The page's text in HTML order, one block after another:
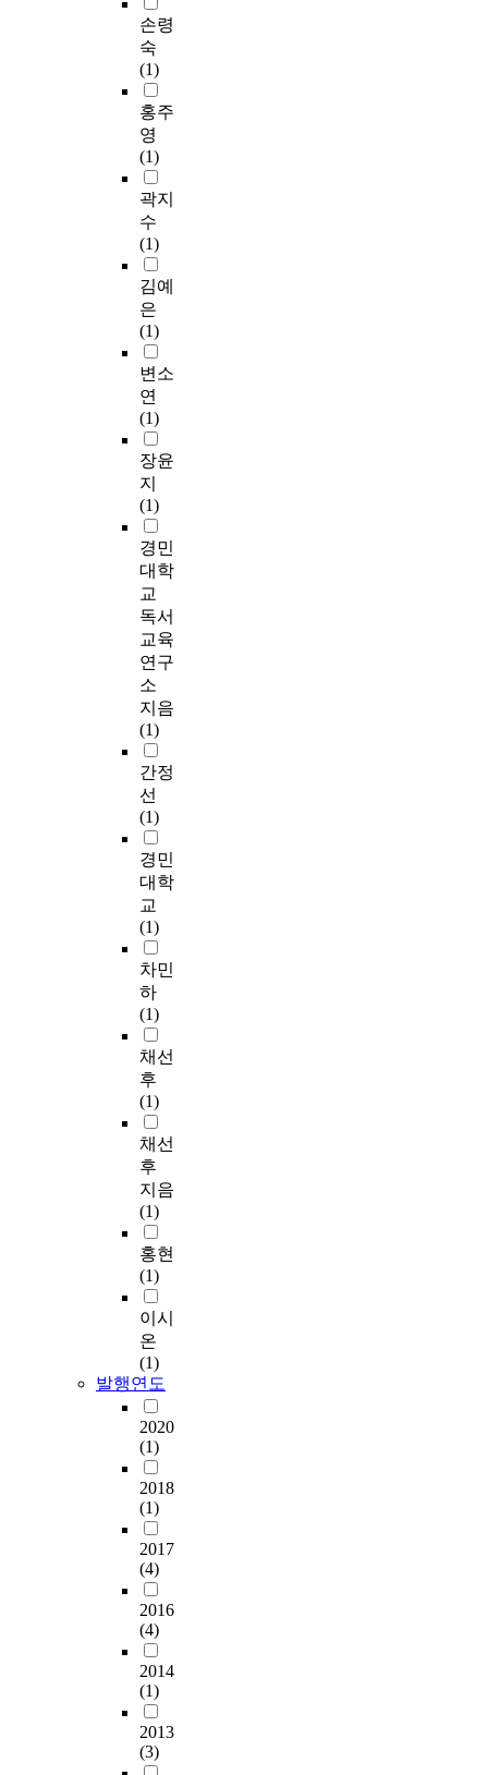
손령
숙
(1)
홍주
영
(1)
곽지
수
(1)
김예
은
(1)
변소
연
(1)
장윤
지
(1)
경민
대학
교
독서
교육
연구
소
지음
(1)
간정
선
(1)
경민
대학
교
(1)
차민
하
(1)
채선
후
(1)
채선
후
지음
(1)
홍현
(1)
이시
온
(1)
발행연도
2020
(1)
2018
(1)
2017
(4)
2016
(4)
2014
(1)
2013
(3)